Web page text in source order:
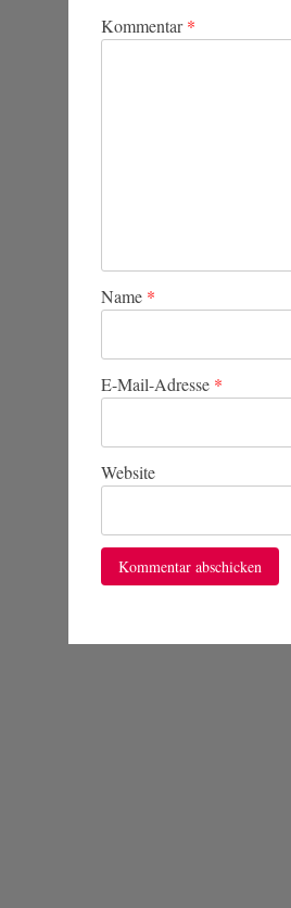
Kommentar*
Name *
E-Mail-Adresse *
Website